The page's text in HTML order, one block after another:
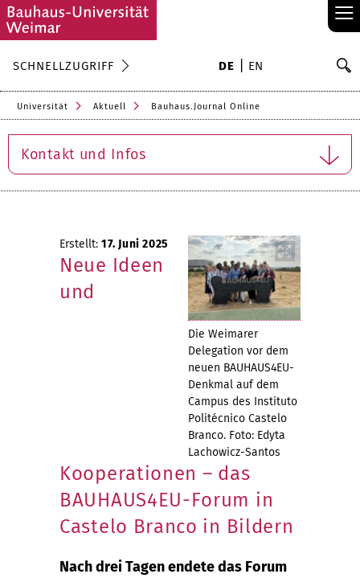
≡
SCHNELLZUGRIFF DE EN
Universität Aktuell Bauhaus.Journal Online
Kontakt und Infos
Die Weimarer
Delegation vor dem
neuen BAUHAUS4EU-
Denkmal auf dem
Campus des Instituto
Politécnico Castelo
Branco. Foto: Edyta
Lachowicz-Santos
Erstellt: 17. Juni 2025
Neue Ideen
und
Kooperationen – das
BAUHAUS4EU-Forum in
Castelo Branco in Bildern
Nach drei Tagen endete das Forum